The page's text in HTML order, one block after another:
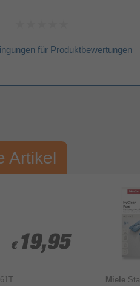
für Produktbewertungen
20 Wörter eingeben
Artikel
€ 19,95
€ 19,95
Miele